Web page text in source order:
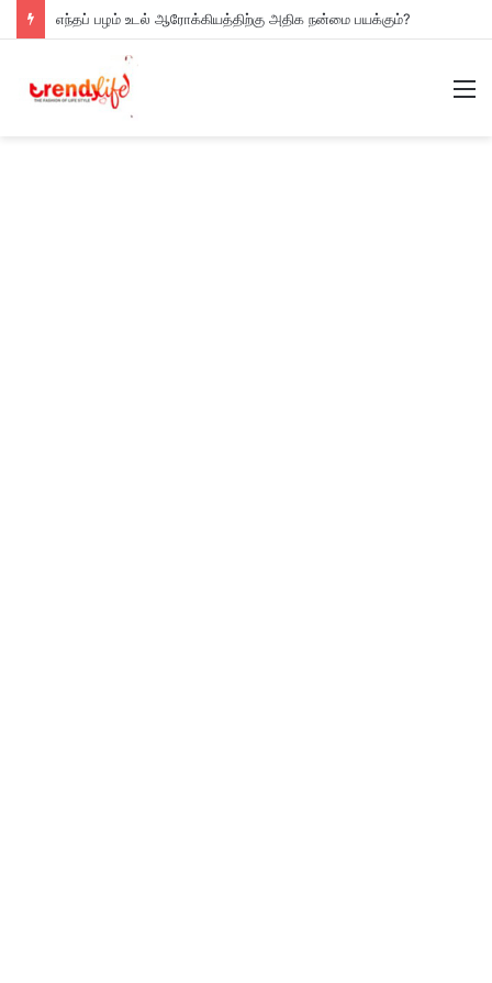
எந்தப் பழம் உடல் ஆரோக்கியத்திற்கு அதிக நன்மை பயக்கும்?